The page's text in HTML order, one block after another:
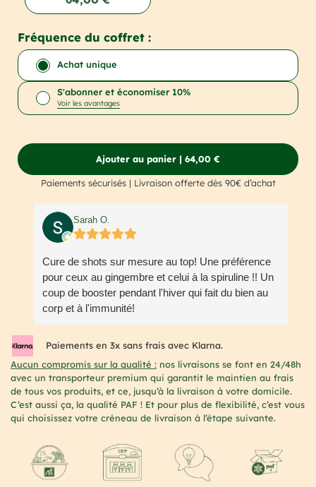
Fréquence du coffret :
Achat unique
S'abonner et économiser 10%
Voir les avantages
à tout moment.
Choix de la périodicité :
Ajouter au panier | 64,00 €
Paiements sécurisés | Livraison offerte dès 90€ d’achat
Sarah O.
Cure de shots sur mesure au top! Une préférence
pour ceux au gingembre et celui à la spiruline !! Un
coup de booster pendant l'hiver qui fait du bien au
corp et à l'immunité!
Réponse du propriétaire:Bonjour Sarah,
Ravi que votre cure de shots vous plaise, surtout
ceux au gingembre et à la spiruline ! 💪✨ De vrais
alliés pour traverser l’hiver en pleine forme.
À bientôt pour encore plus de vitalité ! 🌿
L’équipe PAF
Paiements en 3x sans frais avec Klarna.
Aucun compromis sur la qualité : nos livraisons se font en 24/48h
avec un transporteur premium qui garantit le maintien au frais
de tous vos produits, et ce, jusqu’à la livraison à votre domicile.
C’est aussi ça, la qualité PAF ! Et pour plus de flexibilité, c’est vous
qui choisissez votre créneau de livraison à l’étape suivante.